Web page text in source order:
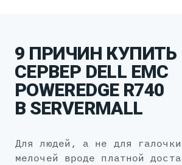
9 ПРИЧИН КУПИТЬ
СЕРВЕР DELL EMC
POWEREDGE R740
В SERVERMALL
для людей, а не для галочки: без
мелочей вроде платной